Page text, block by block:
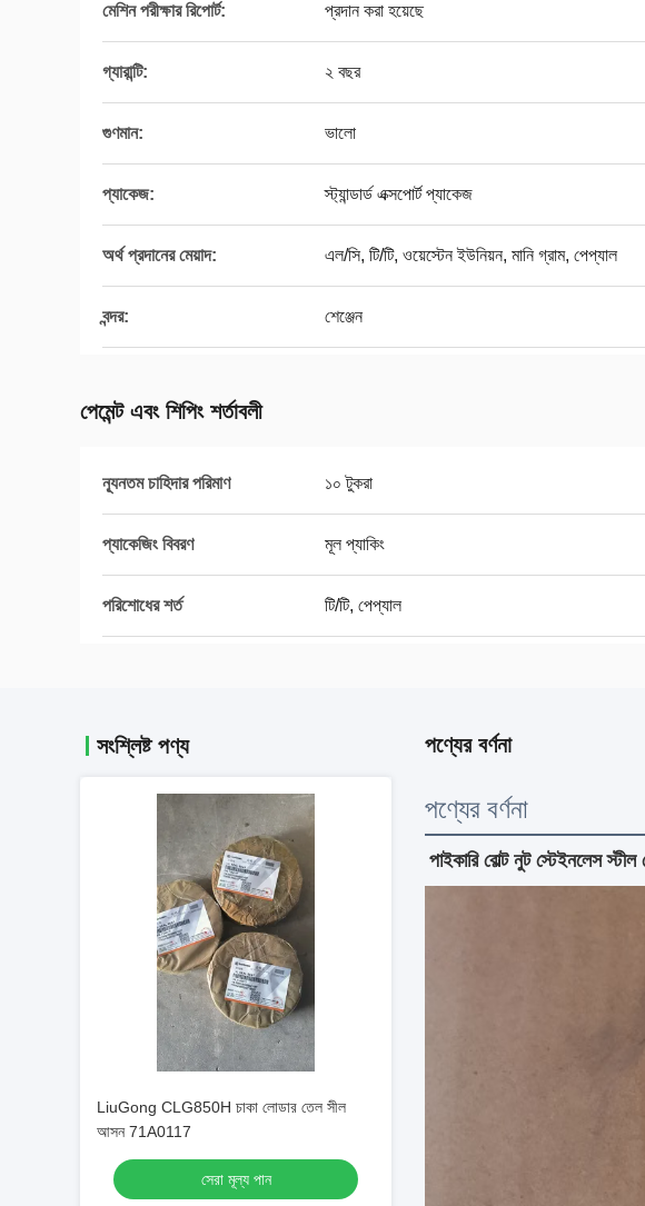
মেশিন পরীক্ষার রিপোর্ট: প্রদান করা হয়েছে
গ্যারান্টি: ২ বছর
গুণমান: ভালো
প্যাকেজ: স্ট্যান্ডার্ড এক্সপোর্ট প্যাকেজ
অর্থ প্রদানের মেয়াদ: এল/সি, টি/টি, ওয়েস্টেন ইউনিয়ন, মানি গ্রাম, পেপ্যাল
বন্দর: শেঞ্জেন
পেমেন্ট এবং শিপিং শর্তাবলী
ন্যূনতম চাহিদার পরিমাণ ১০ টুকরা
প্যাকেজিং বিবরণ মূল প্যাকিং
পরিশোধের শর্ত টি/টি, পেপ্যাল
সংশ্লিষ্ট পণ্য
LiuGong CLG850H চাকা লোডার তেল সীল
আসন 71A0117
সেরা মূল্য পান
পণ্যের বর্ণনা
পণ্যের বর্ণনা
পাইকারি বোল্ট নুট